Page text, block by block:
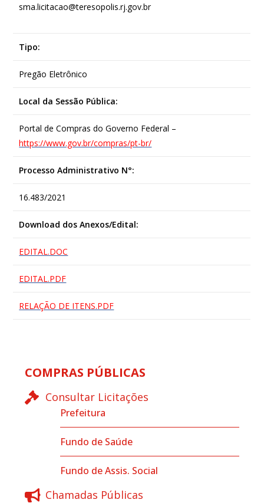
sma.licitacao@teresopolis.rj.gov.br
Tipo:
Pregão Eletrônico
Local da Sessão Pública:
Portal de Compras do Governo Federal –
https://www.gov.br/compras/pt-br/
Processo Administrativo N°:
16.483/2021
Download dos Anexos/Edital:
EDITAL.DOC
EDITAL.PDF
RELAÇÃO DE ITENS.PDF
COMPRAS PÚBLICAS
Consultar Licitações
Prefeitura
Fundo de Saúde
Fundo de Assis. Social
Chamadas Públicas